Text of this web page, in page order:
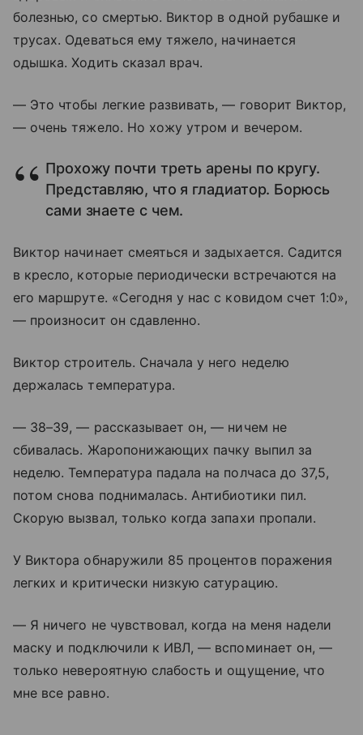
болезнью, со смертью. Виктор в одной рубашке и
трусах. Одеваться ему тяжело, начинается
одышка. Ходить сказал врач.
— Это чтобы легкие развивать, — говорит Виктор,
— очень тяжело. Но хожу утром и вечером.
Прохожу почти треть арены по кругу.
Представляю, что я гладиатор. Борюсь
сами знаете с чем.
Виктор начинает смеяться и задыхается. Садится
в кресло, которые периодически встречаются на
его маршруте. «Сегодня у нас с ковидом счет 1:0»,
— произносит он сдавленно.
Виктор строитель. Сначала у него неделю
держалась температура.
— 38–39, — рассказывает он, — ничем не
сбивалась. Жаропонижающих пачку выпил за
неделю. Температура падала на полчаса до 37,5,
потом снова поднималась. Антибиотики пил.
Скорую вызвал, только когда запахи пропали.
У Виктора обнаружили 85 процентов поражения
легких и критически низкую сатурацию.
— Я ничего не чувствовал, когда на меня надели
маску и подключили к ИВЛ, — вспоминает он, —
только невероятную слабость и ощущение, что
мне все равно.